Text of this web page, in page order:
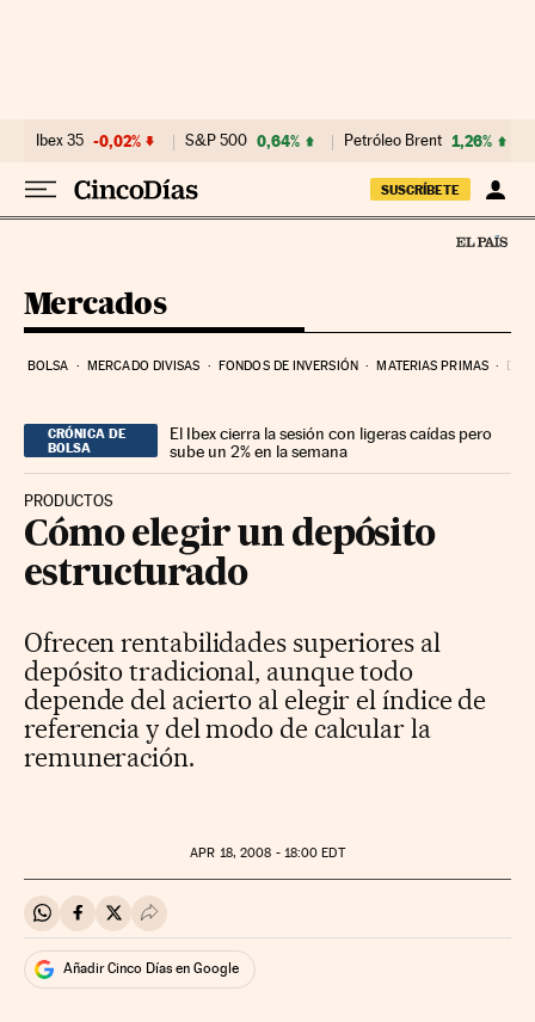
Ibex 35 -0,02% S&P 500 0,64% Petróleo Brent 1,26%
SUSCRÍBETE
Mercados
BOLSA MERCADO DIVISAS FONDOS DE INVERSIÓN MATERIAS PRIMAS
CRÓNICA DE
BOLSA
El Ibex cierra la sesión con ligeras caídas pero
sube un 2% en la semana
PRODUCTOS
Cómo elegir un depósito
estructurado
Ofrecen rentabilidades superiores al
depósito tradicional, aunque todo
depende del acierto al elegir el índice de
referencia y del modo de calcular la
remuneración.
APR 18, 2008 - 18:00 EDT
Compartir en Whatsapp
Compartir en Facebook
Compartir en Twitter
Desplegar Redes Sociales
Añadir Cinco Días en Google